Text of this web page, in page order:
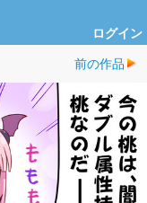
ログイン
前の作品